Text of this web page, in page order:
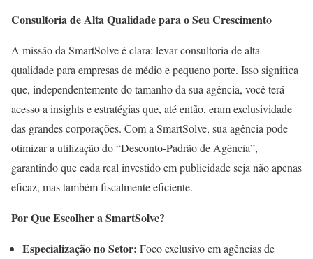
Consultoria de Alta Qualidade para o Seu Crescimento
A missão da SmartSolve é clara: levar consultoria de alta
qualidade para empresas de médio e pequeno porte. Isso significa
que, independentemente do tamanho da sua agência, você terá
acesso a insights e estratégias que, até então, eram exclusividade
das grandes corporações. Com a SmartSolve, sua agência pode
otimizar a utilização do “Desconto-Padrão de Agência”,
garantindo que cada real investido em publicidade seja não apenas
eficaz, mas também fiscalmente eficiente.
Por Que Escolher a SmartSolve?
Especialização no Setor: Foco exclusivo em agências de